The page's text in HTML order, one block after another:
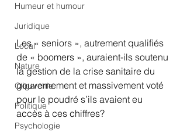
Humeur et humour
Juridique
Local
Nature
Oligarchie
Politique
Psychologie
Les « seniors », autrement qualifiés
de « boomers », auraient-ils soutenu
la gestion de la crise sanitaire du
gouvernement et massivement voté
pour le poudré s’ils avaient eu
accès à ces chiffres?